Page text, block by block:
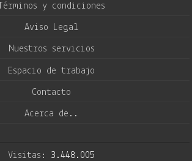
Términos y condiciones
Aviso Legal
Nuestros servicios
Espacio de trabajo
Contacto
Acerca de..
Visitas: 3.448.005